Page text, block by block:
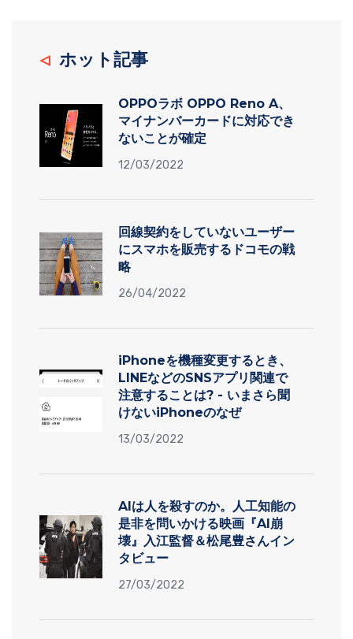
ホット記事
OPPOラボ OPPO Reno A、
マイナンバーカードに対応でき
ないことが確定
12/03/2022
回線契約をしていないユーザー
にスマホを販売するドコモの戦
略
26/04/2022
iPhoneを機種変更するとき、
LINEなどのSNSアプリ関連で
注意することは? - いまさら聞
けないiPhoneのなぜ
13/03/2022
AIは人を殺すのか。人工知能の
是非を問いかける映画『AI崩
壊』入江監督＆松尾豊さんイン
タビュー
27/03/2022